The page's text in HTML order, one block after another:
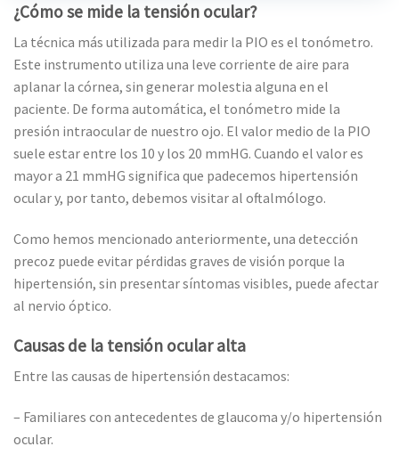
¿Cómo se mide la tensión ocular?
La técnica más utilizada para medir la PIO es el tonómetro.
Este instrumento utiliza una leve corriente de aire para
aplanar la córnea, sin generar molestia alguna en el
paciente. De forma automática, el tonómetro mide la
presión intraocular de nuestro ojo. El valor medio de la PIO
suele estar entre los 10 y los 20 mmHG. Cuando el valor es
mayor a 21 mmHG significa que padecemos hipertensión
ocular y, por tanto, debemos visitar al oftalmólogo.
Como hemos mencionado anteriormente, una detección
precoz puede evitar pérdidas graves de visión porque la
hipertensión, sin presentar síntomas visibles, puede afectar
al nervio óptico.
Causas de la tensión ocular alta
Entre las causas de hipertensión destacamos:
– Familiares con antecedentes de glaucoma y/o hipertensión
ocular.